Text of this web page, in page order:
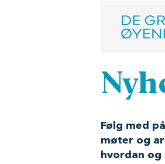
Følg med
møter og
hvordan og